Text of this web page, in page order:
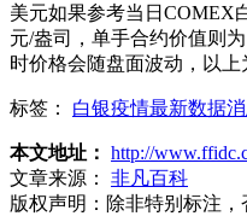
美元如果参考当日COMEX
元/盎司，单手合约价值则
时价格会随盘面波动，以上
标签： 白银疫情最新数据
本文地址： http://
文章来源：
非凡百科
版权声明： 除非特别标注